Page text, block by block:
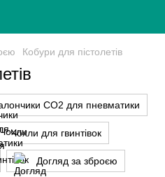
Кобури для пістолетів
CO2 для пневматики
Чохли для гвинтівок
Догляд за зброєю